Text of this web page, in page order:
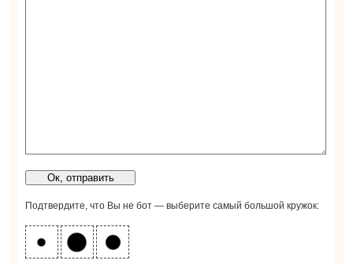
Подтвердите, что Вы не бот — выберите самый большой кружок: